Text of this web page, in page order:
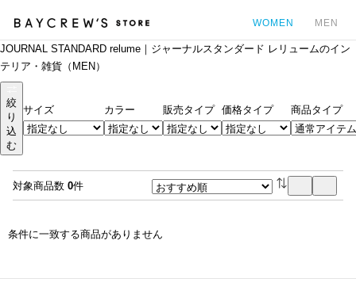
WOMEN MEN
JOURNAL STANDARD relume｜ジャーナルスタンダード レリュームのイン
テリア・雑貨（MEN）
絞
り
込
む
サイズ カラー 販売タイプ 価格タイプ 商品タイプ
対象商品数 0件
条件に一致する商品がありません